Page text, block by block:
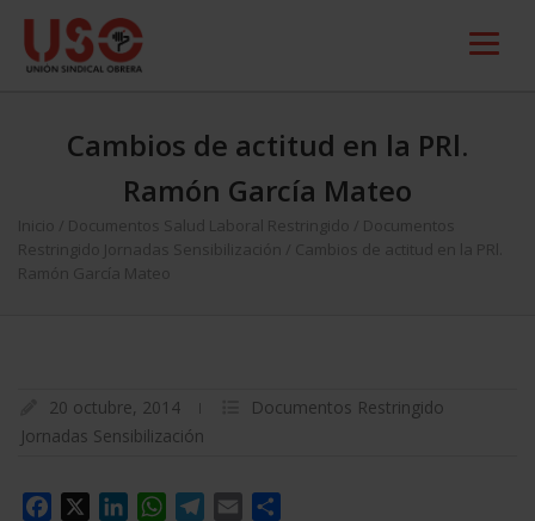
Cambios de actitud en la PRl.
Ramón García Mateo
Inicio Documentos Salud Laboral Restringido
Documentos
Restringido Jornadas Sensibilización
Cambios de actitud en la PRl.
Ramón García Mateo
20 octubre, 2014
Documentos Restringido
Jornadas Sensibilización
Facebook LinkedInWhatsApp
Telegram
Email